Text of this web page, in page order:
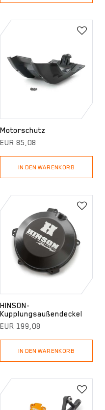
Motorschutz
EUR 85,08
IN DEN WARENKORB
HINSON-
Kupplungsaußendeckel
EUR 199,08
IN DEN WARENKORB